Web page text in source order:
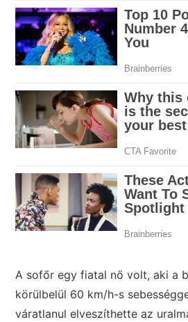
A sofőr egy fiatal nő volt, aki a
körülbelül 60 km/h-s
váratlanul elveszíthette az